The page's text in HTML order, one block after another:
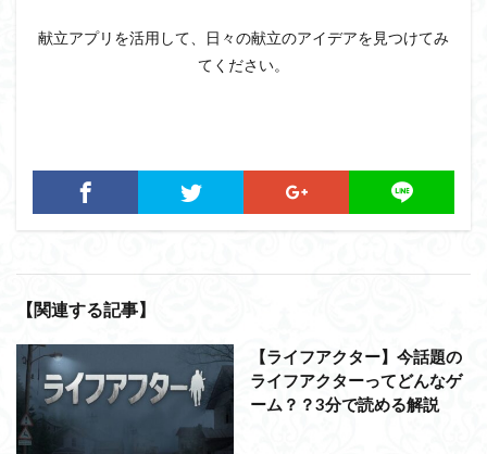
献立アプリを活用して、日々の献立のアイデアを見つけてみ
てください。
【関連する記事】
【ライフアクター】今話題の
ライフアクターってどんなゲ
ーム？？3分で読める解説